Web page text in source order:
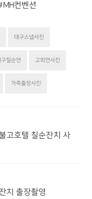
컨벤션
대구스냅사진
구칠순연 고희연사진
가족출장사진
고호텔 칠순잔치 사
치 출장촬영